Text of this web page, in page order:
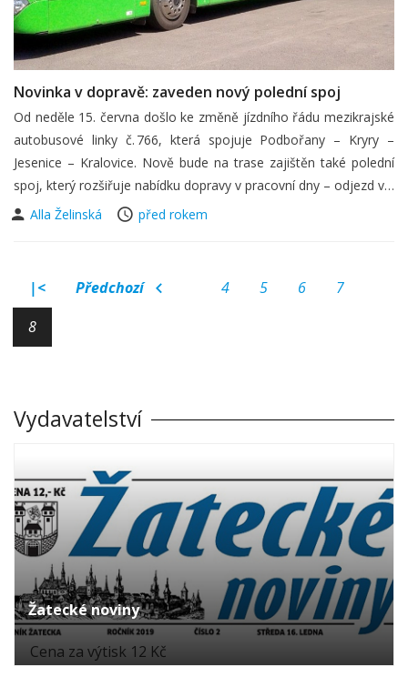
Novinka v dopravě: zaveden nový polední spoj
Od neděle 15. června došlo ke změně jízdního řádu mezikrajské
autobusové linky č. 766, která spojuje Podbořany – Kryry –
Jesenice – Kralovice. Nově bude na trase zajištěn také polední
spoj, který rozšiřuje nabídku dopravy v pracovní dny – odjezd v…
Alla Želinská
před rokem
|< Předchozí 4 5 6
7
8
Vydavatelství
Žatecké noviny
Cena za výtisk 12 Kč